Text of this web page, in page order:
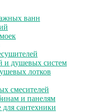
ванн
и душевых систем
лотков
смесителей
и панелям
сантехники